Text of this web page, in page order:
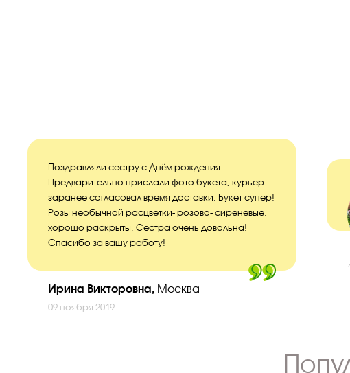
Поздравляли сестру с Днём рождения.
Предварительно прислали фото букета, курьер
заранее согласовал время доставки. Букет супер!
Розы необычной расцветки- розово- сиреневые,
хорошо раскрыты. Сестра очень довольна!
Спасибо за вашу работу!
Ирина Викторовна, Москва
09 ноября 2019